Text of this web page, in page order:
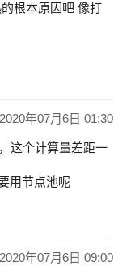
根本原因吧 像打
2020年07月6日 01:30
这个计算量差距一
用节点池呢
2020年07月6日 09:00